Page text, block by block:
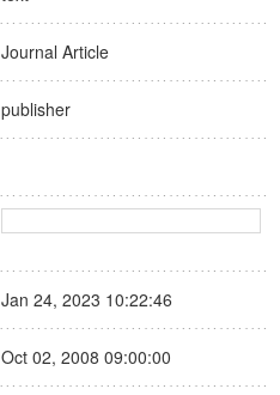
Journal Article
publisher
Jan 24, 2023 10:22:46
Oct 02, 2008 09:00:00